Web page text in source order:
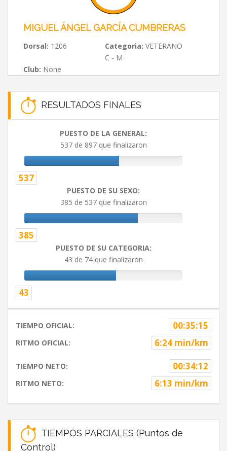
MIGUEL ÁNGEL GARCÍA CUMBRERAS
Dorsal: 1206 Categoria: VETERANO
C - M
Club: None
RESULTADOS FINALES
PUESTO DE LA GENERAL:
537 de 897 que finalizaron
537
PUESTO DE SU SEXO:
385 de 537 que finalizaron
385
PUESTO DE SU CATEGORIA:
43 de 74 que finalizaron
43
TIEMPO OFICIAL: 00:35:15
RITMO OFICIAL: 6:24 min/km
TIEMPO NETO: 00:34:12
RITMO NETO: 6:13 min/km
TIEMPOS PARCIALES (Puntos de
Control)